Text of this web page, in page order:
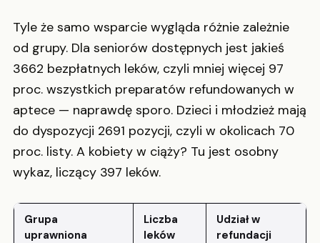
Tyle że samo wsparcie wygląda różnie zależnie
od grupy. Dla seniorów dostępnych jest jakieś
3662 bezpłatnych leków, czyli mniej więcej 97
proc. wszystkich preparatów refundowanych w
aptece — naprawdę sporo. Dzieci i młodzież mają
do dyspozycji 2691 pozycji, czyli w okolicach 70
proc. listy. A kobiety w ciąży? Tu jest osobny
wykaz, liczący 397 leków.
Grupa
uprawniona
Liczba
leków
Udział w
refundacji